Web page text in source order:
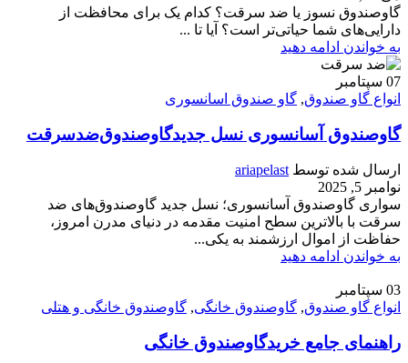
گاوصندوق نسوز یا ضد سرقت؟ کدام یک برای محافظت از
دارایی‌های شما حیاتی‌تر است؟ آیا تا ...
به خواندن ادامه دهید
07 سپتامبر
انواع گاو صندوق, گاو صندوق اسانسوری
گاوصندوق آسانسوری نسل جدیدگاوصندوق‌ضدسرقت
ارسال شده توسط ariapelast
نوامبر 5, 2025
سواری گاوصندوق آسانسوری؛ نسل جدید گاوصندوق‌های ضد
سرقت با بالاترین سطح امنیت مقدمه در دنیای مدرن امروز،
حفاظت از اموال ارزشمند به یکی...
به خواندن ادامه دهید
03 سپتامبر
انواع گاو صندوق, گاوصندوق خانگی, گاوصندوق خانگی و هتلی
راهنمای جامع خریدگاوصندوق خانگی